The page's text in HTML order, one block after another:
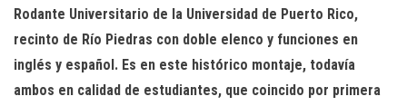
Rodante Universitario de la Universidad de Puerto Rico,
recinto de Río Piedras con doble elenco y funciones en
inglés y español. Es en este histórico montaje, todavía
ambos en calidad de estudiantes, que coincido por primera